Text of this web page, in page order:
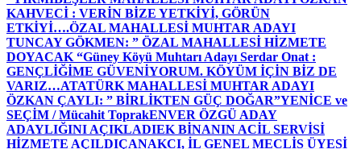
KAHVECİ : VERİN BİZE YETKİYİ, GÖRÜN
ETKİYİ….ÖZAL MAHALLESİ MUHTAR ADAYI
TUNCAY GÖKMEN: ” ÖZAL MAHALLESİ HİZMETE
DOYACAK “Güney Köyü Muhtarı Adayı Serdar Onat :
GENÇLİĞİME GÜVENİYORUM. KÖYÜM İÇİN BİZ DE
VARIZ…ATATÜRK MAHALLESİ MUHTAR ADAYI
ÖZKAN ÇAYLI: ” BİRLİKTEN GÜÇ DOĞAR”YENİCE ve
SEÇİM / Mücahit ToprakENVER ÖZGÜ ADAY
ADAYLIĞINI AÇIKLADIEK BİNANIN ACİL SERVİSİ
HİZMETE AÇILDIÇANAKCI, İL GENEL MECLİS ÜYESİ